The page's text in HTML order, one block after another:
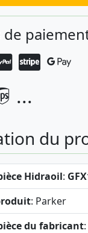
...
du
Hidraoil:
: Parker
du fabricant